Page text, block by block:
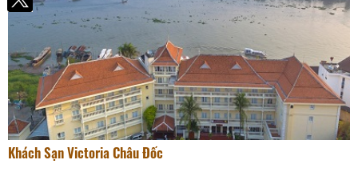
Khách Sạn Victoria Châu Đốc